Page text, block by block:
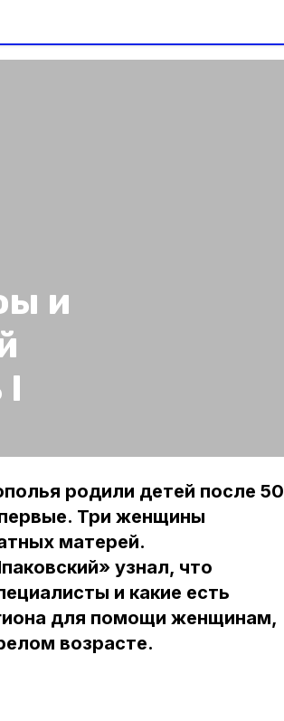
и
I
родили детей после 50
Три женщины
матерей.
узнал, что
и какие есть
для помощи женщинам,
возрасте.